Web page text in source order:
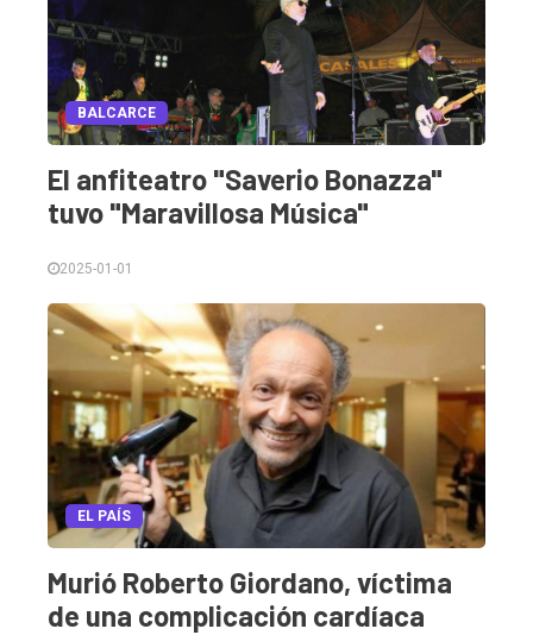
BALCARCE
El anfiteatro "Saverio Bonazza"
tuvo "Maravillosa Música"
2025-01-01
EL PAÍS
Murió Roberto Giordano, víctima
de una complicación cardíaca